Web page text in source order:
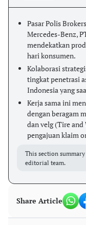
Pasar Polis
Mercedes-Benz,
mendekatkan
hari konsumen.
Kolaborasi
tingkat penetrasi
Indonesia yang
Kerja sama ini
dengan beragam
dan velg (Tire and
pengajuan klaim
This section
editorial team.
Share Article